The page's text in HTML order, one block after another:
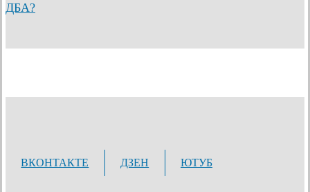
ДБА?
ВКОНТАКТЕ ДЗЕН ЮТУБ